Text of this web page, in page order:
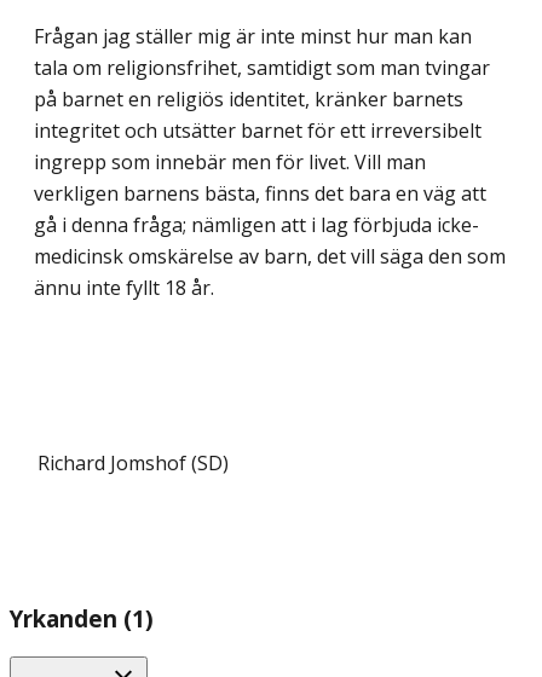
Frågan jag ställer mig är inte minst hur man kan
tala om religionsfrihet, samtidigt som man tvingar
på barnet en religiös identitet, kränker barnets
integritet och utsätter barnet för ett irreversibelt
ingrepp som innebär men för livet. Vill man
verkligen barnens bästa, finns det bara en väg att
gå i denna fråga; nämligen att i lag förbjuda icke-
medicinsk omskärelse av barn, det vill säga den som
ännu inte fyllt 18 år.
Richard Jomshof (SD)
Yrkanden (1)